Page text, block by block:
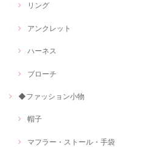
リング
アンクレット
ハーネス
ブローチ
◆ファッション小物
帽子
マフラー・ストール・手袋